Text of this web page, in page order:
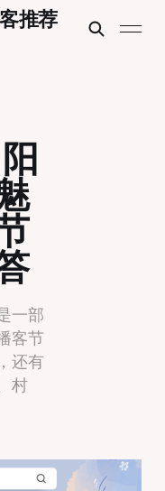
推荐
一部
客节
还有
村